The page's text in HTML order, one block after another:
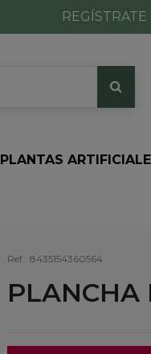
PLANTAS
Ref.: 8435154360564
PLANCHA